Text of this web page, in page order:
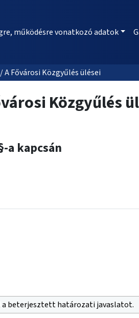
működésre vonatkozó adatok
Fővárosi Közgyűlés ülései
Közgyűlés
a kapcsán
a beterjesztett határozati javaslatot.